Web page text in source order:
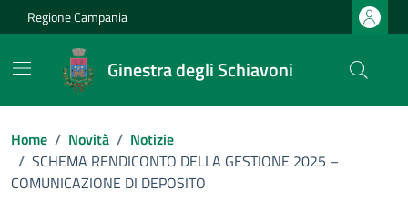
Vai ai contenuti
Vai al footer
Regione Campania
Ginestra degli Schiavoni
Home / Novità / Notizie
/ SCHEMA RENDICONTO DELLA GESTIONE 2025 –
COMUNICAZIONE DI DEPOSITO